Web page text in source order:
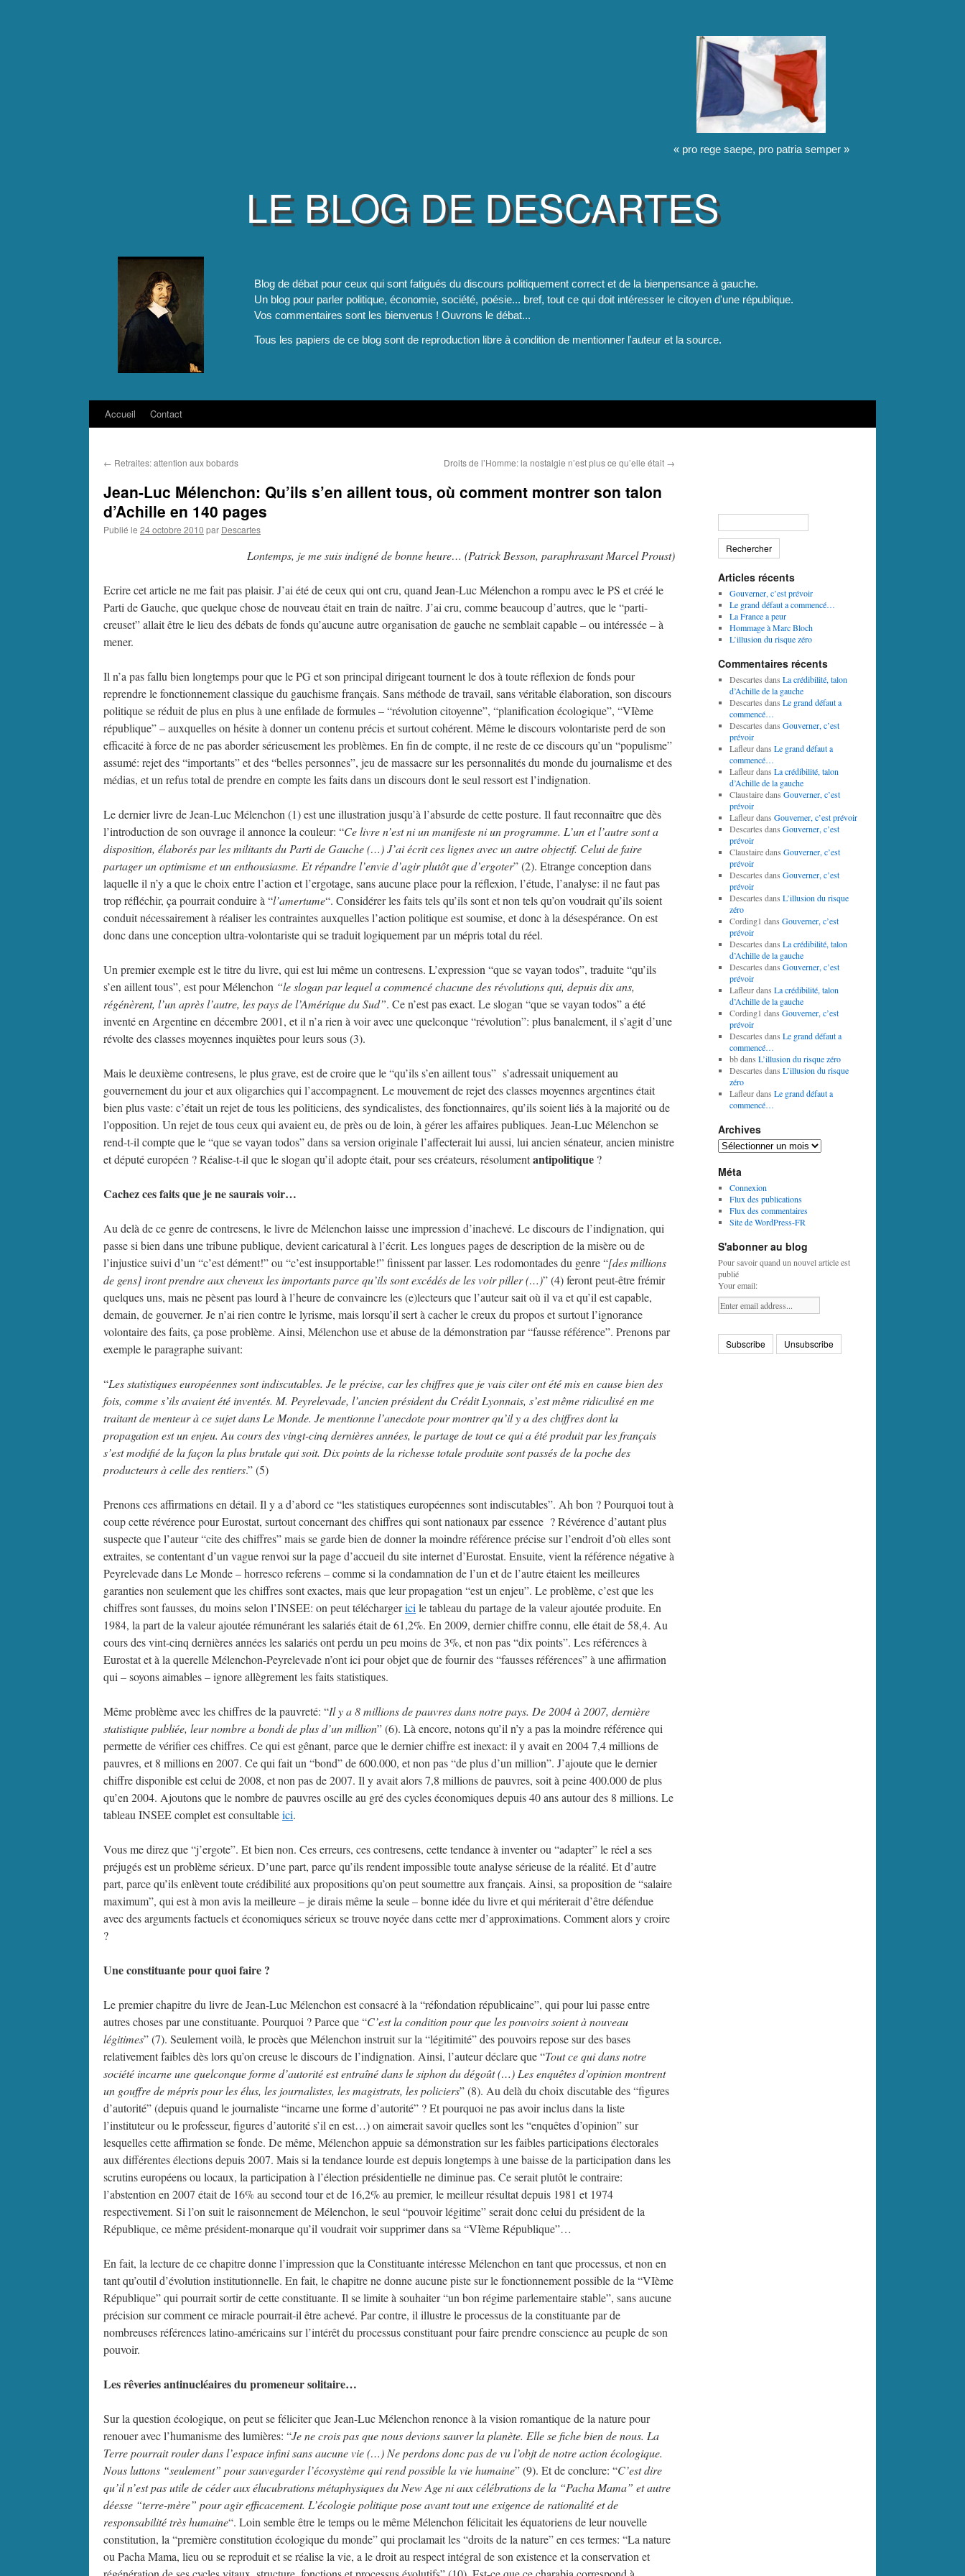
« pro rege saepe, pro patria semper »
LE BLOG DE DESCARTES
Blog de débat pour ceux qui sont fatigués du discours politiquement correct et de la bienpensance à gauche.
Un blog pour parler politique, économie, société, poésie... bref, tout ce qui doit intéresser le citoyen d'une république.
Vos commentaires sont les bienvenus ! Ouvrons le débat...
Tous les papiers de ce blog sont de reproduction libre à condition de mentionner l'auteur et la source.
Aller
contenu
Accueil Contact
← Retraites: attention aux bobards Droits de l’Homme: la nostalgie n’est plus ce qu’elle était →
Jean-Luc Mélenchon: Qu’ils s’en aillent tous, où comment montrer son talon
d’Achille en 140 pages
Publié le 24 octobre 2010 par Descartes
Lontemps, je me suis indigné de bonne heure… (Patrick Besson, paraphrasant Marcel Proust)
Ecrire cet article ne me fait pas plaisir. J’ai été de ceux qui ont cru, quand Jean-Luc Mélenchon a rompu avec le PS et créé le
Parti de Gauche, que quelque chose de nouveau était en train de naître. J’ai cru, comme beaucoup d’autres, que le “parti-
creuset” allait être le lieu des débats de fonds qu’aucune autre organisation de gauche ne semblait capable – ou intéressée – à
mener.
Il n’a pas fallu bien longtemps pour que le PG et son principal dirigeant tournent le dos à toute réflexion de fonds pour
reprendre le fonctionnement classique du gauchisme français. Sans méthode de travail, sans véritable élaboration, son discours
politique se réduit de plus en plus à une enfilade de formules – “révolution citoyenne”, “planification écologique”, “VIème
république” – auxquelles on hésite à donner un contenu précis et surtout cohérent. Même le discours volontariste perd de son
efficacité à force de ne pas aborder sérieusement les problèmes. En fin de compte, il ne reste de ce discours qu’un “populisme”
assumé: rejet des “importants” et des “belles personnes”, jeu de massacre sur les personnalités du monde du journalisme et des
médias, et un refus total de prendre en compte les faits dans un discours dont le seul ressort est l’indignation.
Le dernier livre de Jean-Luc Mélenchon (1) est une illustration jusqu’à l’absurde de cette posture. Il faut reconnaître que dès
l’introduction de son ouvrage il annonce la couleur: “Ce livre n’est ni un manifeste ni un programme. L’un et l’autre sont a
disposition, élaborés par les militants du Parti de Gauche (…) J’ai écrit ces lignes avec un autre objectif. Celui de faire
partager un optimisme et un enthousiasme. Et répandre l’envie d’agir plutôt que d’ergoter” (2). Etrange conception dans
laquelle il n’y a que le choix entre l’action et l’ergotage, sans aucune place pour la réflexion, l’étude, l’analyse: il ne faut pas
trop réfléchir, ça pourrait conduire à “l’amertume“. Considérer les faits tels qu’ils sont et non tels qu’on voudrait qu’ils soient
conduit nécessairement à réaliser les contraintes auxquelles l’action politique est soumise, et donc à la désespérance. On est
donc dans une conception ultra-volontariste qui se traduit logiquement par un mépris total du réel.
Un premier exemple est le titre du livre, qui est lui même un contresens. L’expression “que se vayan todos”, traduite “qu’ils
s’en aillent tous”, est pour Mélenchon “le slogan par lequel a commencé chacune des révolutions qui, depuis dix ans,
régénèrent, l’un après l’autre, les pays de l’Amérique du Sud”. Ce n’est pas exact. Le slogan “que se vayan todos” a été
inventé en Argentine en décembre 2001, et il n’a rien à voir avec une quelconque “révolution”: plus banalement, il s’agit d’une
révolte des classes moyennes inquiètes pour leurs sous (3).
Mais le deuxième contresens, le plus grave, est de croire que le “qu’ils s’en aillent tous” s’adressait uniquement au
gouvernement du jour et aux oligarchies qui l’accompagnent. Le mouvement de rejet des classes moyennes argentines était
bien plus vaste: c’était un rejet de tous les politiciens, des syndicalistes, des fonctionnaires, qu’ils soient liés à la majorité ou de
l’opposition. Un rejet de tous ceux qui avaient eu, de près ou de loin, à gérer les affaires publiques. Jean-Luc Mélenchon se
rend-t-il compte que le “que se vayan todos” dans sa version originale l’affecterait lui aussi, lui ancien sénateur, ancien ministre
et député européen ? Réalise-t-il que le slogan qu’il adopte était, pour ses créateurs, résolumentantipolitique ?
Cachez ces faits que je ne saurais voir…
Au delà de ce genre de contresens, le livre de Mélenchon laisse une impression d’inachevé. Le discours de l’indignation, qui
passe si bien dans une tribune publique, devient caricatural à l’écrit. Les longues pages de description de la misère ou de
l’injustice suivi d’un “c’est dément!” ou “c’est insupportable!” finissent par lasser. Les rodomontades du genre “[des millions
de gens] iront prendre aux cheveux les importants parce qu’ils sont excédés de les voir piller (…)” (4) feront peut-être frémir
quelques uns, mais ne pèsent pas lourd à l’heure de convaincre les (e)lecteurs que l’auteur sait où il va et qu’il est capable,
demain, de gouverner. Je n’ai rien contre le lyrisme, mais lorsqu’il sert à cacher le creux du propos et surtout l’ignorance
volontaire des faits, ça pose problème. Ainsi, Mélenchon use et abuse de la démonstration par “fausse référence”. Prenons par
exemple le paragraphe suivant:
“Les statistiques européennes sont indiscutables. Je le précise, car les chiffres que je vais citer ont été mis en cause bien des
fois, comme s’ils avaient été inventés. M. Peyrelevade, l’ancien président du Crédit Lyonnais, s’est même ridiculisé en me
traitant de menteur à ce sujet dans Le Monde. Je mentionne l’anecdote pour montrer qu’il y a des chiffres dont la
propagation est un enjeu. Au cours des vingt-cinq dernières années, le partage de tout ce qui a été produit par les français
s’est modifié de la façon la plus brutale qui soit. Dix points de la richesse totale produite sont passés de la poche des
producteurs à celle des rentiers.” (5)
Prenons ces affirmations en détail. Il y a d’abord ce “les statistiques européennes sont indiscutables”. Ah bon ? Pourquoi tout à
coup cette révérence pour Eurostat, surtout concernant des chiffres qui sont nationaux par essence ? Révérence d’autant plus
suspecte que l’auteur “cite des chiffres” mais se garde bien de donner la moindre référence précise sur l’endroit d’où elles sont
extraites, se contentant d’un vague renvoi sur la page d’accueil du site internet d’Eurostat. Ensuite, vient la référence négative à
Peyrelevade dans Le Monde – horresco referens – comme si la condamnation de l’un et de l’autre étaient les meilleures
garanties non seulement que les chiffres sont exactes, mais que leur propagation “est un enjeu”. Le problème, c’est que les
chiffres sont fausses, du moins selon l’INSEE: on peut téléchargerici le tableau du partage de la valeur ajoutée produite. En
1984, la part de la valeur ajoutée rémunérant les salariés était de 61,2%. En 2009, dernier chiffre connu, elle était de 58,4. Au
cours des vint-cinq dernières années les salariés ont perdu un peu moins de 3%, et non pas “dix points”. Les références à
Eurostat et à la querelle Mélenchon-Peyrelevade n’ont ici pour objet que de fournir des “fausses références” à une affirmation
qui – soyons aimables – ignore allègrement les faits statistiques.
Même problème avec les chiffres de la pauvreté: “Il y a 8 millions de pauvres dans notre pays. De 2004 à 2007, dernière
statistique publiée, leur nombre a bondi de plus d’un million” (6). Là encore, notons qu’il n’y a pas la moindre référence qui
permette de vérifier ces chiffres. Ce qui est gênant, parce que le dernier chiffre est inexact: il y avait en 2004 7,4 millions de
pauvres, et 8 millions en 2007. Ce qui fait un “bond” de 600.000, et non pas “de plus d’un million”. J’ajoute que le dernier
chiffre disponible est celui de 2008, et non pas de 2007. Il y avait alors 7,8 millions de pauvres, soit à peine 400.000 de plus
qu’en 2004. Ajoutons que le nombre de pauvres oscille au gré des cycles économiques depuis 40 ans autour des 8 millions. Le
tableau INSEE complet est consultableici.
Vous me direz que “j’ergote”. Et bien non. Ces erreurs, ces contresens, cette tendance à inventer ou “adapter” le réel a ses
préjugés est un problème sérieux. D’une part, parce qu’ils rendent impossible toute analyse sérieuse de la réalité. Et d’autre
part, parce qu’ils enlèvent toute crédibilité aux propositions qu’on peut soumettre aux français. Ainsi, sa proposition de “salaire
maximum”, qui est à mon avis la meilleure – je dirais même la seule – bonne idée du livre et qui mériterait d’être défendue
avec des arguments factuels et économiques sérieux se trouve noyée dans cette mer d’approximations. Comment alors y croire
?
Une constituante pour quoi faire ?
Le premier chapitre du livre de Jean-Luc Mélenchon est consacré à la “réfondation républicaine”, qui pour lui passe entre
autres choses par une constituante. Pourquoi ? Parce que “C’est la condition pour que les pouvoirs soient à nouveau
légitimes” (7). Seulement voilà, le procès que Mélenchon instruit sur la “légitimité” des pouvoirs repose sur des bases
relativement faibles dès lors qu’on creuse le discours de l’indignation. Ainsi, l’auteur déclare que “Tout ce qui dans notre
société incarne une quelconque forme d’autorité est entraîné dans le siphon du dégoût (…) Les enquêtes d’opinion montrent
un gouffre de mépris pour les élus, les journalistes, les magistrats, les policiers” (8). Au delà du choix discutable des “figures
d’autorité” (depuis quand le journaliste “incarne une forme d’autorité” ? Et pourquoi ne pas avoir inclus dans la liste
l’instituteur ou le professeur, figures d’autorité s’il en est…) on aimerait savoir quelles sont les “enquêtes d’opinion” sur
lesquelles cette affirmation se fonde. De même, Mélenchon appuie sa démonstration sur les faibles participations électorales
aux différentes élections depuis 2007. Mais si la tendance lourde est depuis longtemps à une baisse de la participation dans les
scrutins européens ou locaux, la participation à l’élection présidentielle ne diminue pas. Ce serait plutôt le contraire:
l’abstention en 2007 était de 16% au second tour et de 16,2% au premier, le meilleur résultat depuis 1981 et 1974
respectivement. Si l’on suit le raisonnement de Mélenchon, le seul “pouvoir légitime” serait donc celui du président de la
République, ce même président-monarque qu’il voudrait voir supprimer dans sa “VIème République”…
En fait, la lecture de ce chapitre donne l’impression que la Constituante intéresse Mélenchon en tant que processus, et non en
tant qu’outil d’évolution institutionnelle. En fait, le chapitre ne donne aucune piste sur le fonctionnement possible de la “VIème
République” qui pourrait sortir de cette constituante. Il se limite à souhaiter “un bon régime parlementaire stable”, sans aucune
précision sur comment ce miracle pourrait-il être achevé. Par contre, il illustre le processus de la constituante par de
nombreuses références latino-américains sur l’intérêt du processus constituant pour faire prendre conscience au peuple de son
pouvoir.
Les rêveries antinucléaires du promeneur solitaire…
Sur la question écologique, on peut se féliciter que Jean-Luc Mélenchon renonce à la vision romantique de la nature pour
renouer avec l’humanisme des lumières: “Je ne crois pas que nous devions sauver la planète. Elle se fiche bien de nous. La
Terre pourrait rouler dans l’espace infini sans aucune vie (…) Ne perdons donc pas de vu l’objt de notre action écologique.
Nous luttons “seulement” pour sauvegarder l’écosystème qui rend possible la vie humaine” (9). Et de conclure: “C’est dire
qu’il n’est pas utile de céder aux élucubrations métaphysiques du New Age ni aux célébrations de la “Pacha Mama” et autre
déesse “terre-mère” pour agir efficacement. L’écologie politique pose avant tout une exigence de rationalité et de
responsabilité très humaine“. Loin semble être le temps ou le même Mélenchon félicitait les équatoriens de leur nouvelle
constitution, la “première constitution écologique du monde” qui proclamait les “droits de la nature” en ces termes: “La nature
ou Pacha Mama, lieu ou se reproduit et se réalise la vie, a le droit au respect intégral de son existence et la conservation et
Articles récents
Gouverner, c’est prévoir
Le grand défaut a commencé…
La France a peur
Hommage à Marc Bloch
L’illusion du risque zéro
Commentaires récents
Descartes dans La crédibilité, talon
d’Achille de la gauche
Descartes dans Le grand défaut a
commencé…
Descartes dans Gouverner, c’est
prévoir
Lafleurdans Le grand défaut a
commencé…
Lafleurdans La crédibilité, talon
d’Achille de la gauche
Claustairedans Gouverner, c’est
prévoir
Lafleurdans Gouverner, c’est prévoir
Descartes dans Gouverner, c’est
prévoir
Claustairedans Gouverner, c’est
prévoir
Descartes dans Gouverner, c’est
prévoir
Descartes dans L’illusion du risque
zéro
Cording1 dans Gouverner, c’est
prévoir
Descartes dans La crédibilité, talon
d’Achille de la gauche
Descartes dans Gouverner, c’est
prévoir
Lafleurdans La crédibilité, talon
d’Achille de la gauche
Cording1 dans Gouverner, c’est
prévoir
Descartes dans Le grand défaut a
commencé…
bbdans L’illusion du risque zéro
Descartes dans L’illusion du risque
zéro
Lafleurdans Le grand défaut a
commencé…
Archives
Archives
Méta
Connexion
Flux des publications
Flux des commentaires
Site de WordPress-FR
S'abonner au blog
Pour savoir quand un nouvel article est
publié
Your email: